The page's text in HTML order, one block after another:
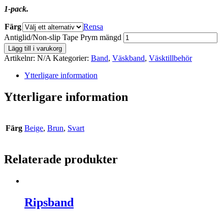
1-pack.
Färg
Rensa
Antiglid/Non-slip Tape Prym mängd
Lägg till i varukorg
Artikelnr: N/A Kategorier: Band, Väskband, Väsktillbehör
Ytterligare information
Ytterligare information
Färg Beige, Brun, Svart
Relaterade produkter
Ripsband